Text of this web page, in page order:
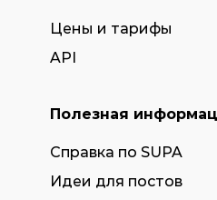
Цены и тарифы
API
Полезная
Справка по SUPA
Идеи для постов